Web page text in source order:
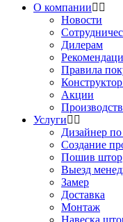
О компании
Новости
Дилерам
Правила
Акции
Услуги
Дизайнер
Создание
Пошив штор
Выезд
Замер
Доставка
Монтаж
Навеска